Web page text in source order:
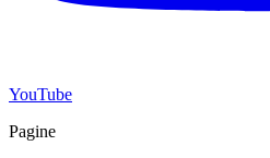
YouTube
Pagine